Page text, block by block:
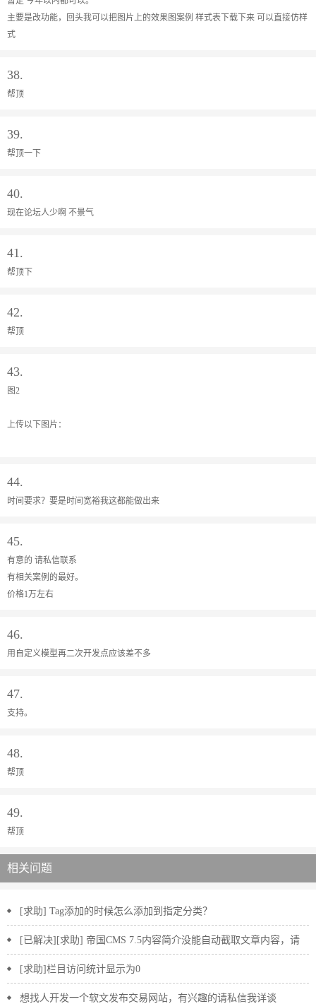
主要是改功能，回头我可以把图片上的效果图案例 样式表下载下来 可以直接仿样
式
38.
帮顶
39.
帮顶一下
40.
现在论坛人少啊 不景气
41.
帮顶下
42.
帮顶
43.
图2
上传以下图片：
44.
时间要求？要是时间宽裕我这都能做出来
45.
有意的 请私信联系
有相关案例的最好。
价格1万左右
46.
用自定义模型再二次开发点应该差不多
47.
支持。
48.
帮顶
49.
帮顶
相关问题
[求助] Tag添加的时候怎么添加到指定分类？
[已解决][求助] 帝国CMS 7.5内容简介没能自动截取文章内容，请
问怎么解决？
[求助]栏目访问统计显示为0
想找人开发一个软文发布交易网站，有兴趣的请私信我详谈